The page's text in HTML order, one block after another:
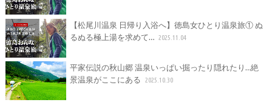
【松尾川温泉 日帰り入浴へ】徳島女ひとり温泉旅① ぬ
るぬる極上湯を求めて… 2025.11.04
平家伝説の秋山郷 温泉いっぱい掘ったり隠れたり…絶
景温泉がここにある
2025.10.30